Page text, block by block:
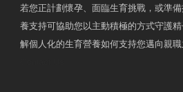
若您正計劃懷孕、面臨生育挑戰，或準
養支持可協助您以主動積極的方式守護
解個人化的生育營養如何支持您邁向親職